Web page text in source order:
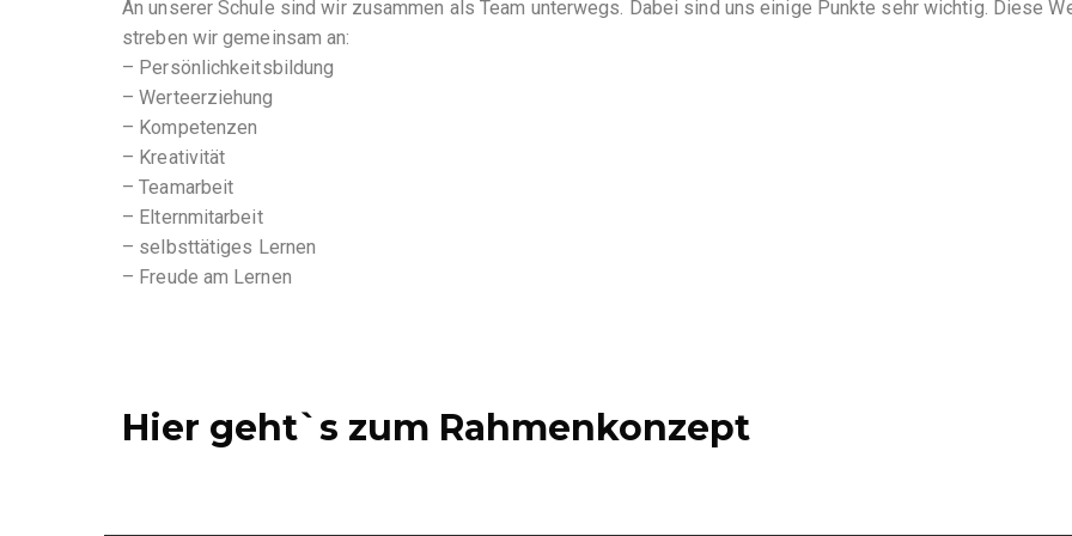
An unserer Schule sind wir zusammen als Team unterwegs. Dabei sind uns einige Punkte sehr wichtig. Diese
streben wir gemeinsam an:
– Persönlichkeitsbildung
– Werteerziehung
– Kompetenzen
– Kreativität
– Teamarbeit
– Elternmitarbeit
– selbsttätiges Lernen
– Freude am Lernen
Hier geht`s zum Rahmenkonzept